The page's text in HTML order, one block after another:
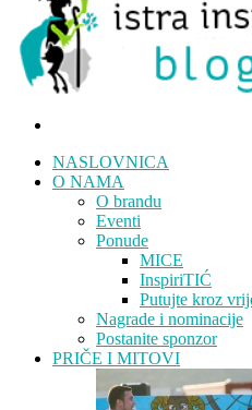
NASLOVNICA
O NAMA
O brandu
Eventi
Ponude
MICE
InspiriTIĆ
Putujte kroz
Nagrade i nominacije
Postanite sponzor
PRIČE I MITOVI